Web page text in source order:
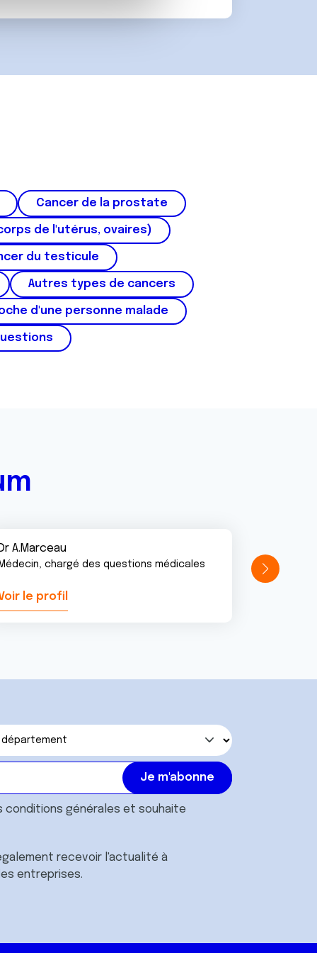
Cancer de la prostate
de l'utérus, ovaires)
du testicule
Autres types de cancers
d'une personne malade
Dr A.Marceau
Médecin, chargé des questions médicales
le profil
conditions générales et souhaite
recevoir l'actualité à
entreprises.